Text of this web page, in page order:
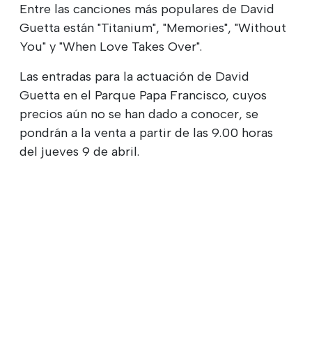
Entre las canciones más populares de David
Guetta están "Titanium", "Memories", "Without
You" y "When Love Takes Over".
Las entradas para la actuación de David
Guetta en el Parque Papa Francisco, cuyos
precios aún no se han dado a conocer, se
pondrán a la venta a partir de las 9.00 horas
del jueves 9 de abril.